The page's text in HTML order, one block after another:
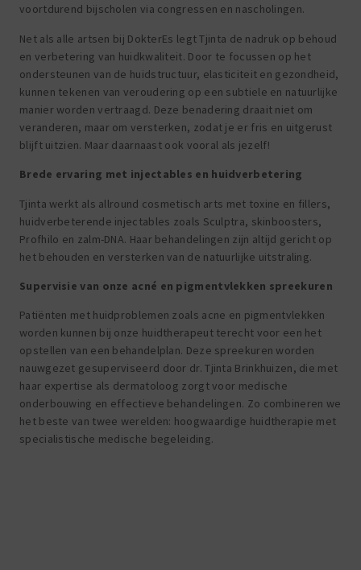
voortdurend bijscholen via congressen en nascholingen.
Net als alle artsen bij DokterEs legt Tjinta de nadruk op behoud
en verbetering van huidkwaliteit. Door te focussen op het
ondersteunen van de huidstructuur, elasticiteit en gezondheid,
kunnen tekenen van veroudering op een subtiele en natuurlijke
manier worden vertraagd. Deze benadering draait niet om
veranderen, maar om versterken, zodat je er fris en uitgerust
blijft uitzien. Maar daarnaast ook vooral als jezelf!
Brede ervaring met injectables en huidverbetering
Tjinta werkt als allround cosmetisch arts met toxine en fillers,
huidverbeterende injectables zoals Sculptra, skinboosters,
Profhilo en zalm-DNA. Haar behandelingen zijn altijd gericht op
het behouden en versterken van de natuurlijke uitstraling.
Supervisie van onze acné en pigmentvlekken spreekuren
Patiënten met huidproblemen zoals acne en pigmentvlekken
worden kunnen bij onze huidtherapeut terecht voor een het
opstellen van een behandelplan. Deze spreekuren worden
nauwgezet gesuperviseerd door dr. Tjinta Brinkhuizen, die met
haar expertise als dermatoloog zorgt voor medische
onderbouwing en effectieve behandelingen. Zo combineren we
het beste van twee werelden: hoogwaardige huidtherapie met
specialistische medische begeleiding.